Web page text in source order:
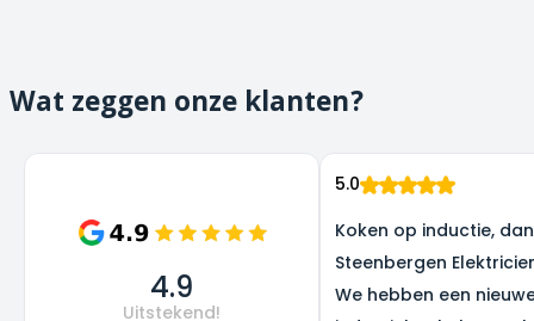
Wat zeggen onze klanten?
4.9
Uitstekend!
5.0
Koken op inductie,
Steenbergen
We hebben een